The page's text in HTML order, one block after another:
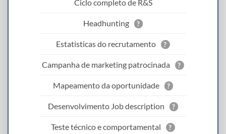
Ciclo completo de R&S
Headhunting ?
Estatisticas do recrutamento ?
Campanha de marketing patrocinada ?
Mapeamento da oportunidade ?
Desenvolvimento Job description ?
Teste técnico e comportamental ?